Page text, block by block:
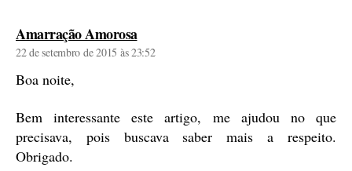
Amarração Amorosadiz:
22 de setembro de 2015 às 23:52
Boa noite,
Bem interessante este artigo, me ajudou no que
precisava, pois buscava saber mais a respeito.
Obrigado.